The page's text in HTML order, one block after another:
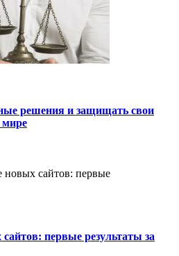
решения и защищать свои
мире
первые результаты за